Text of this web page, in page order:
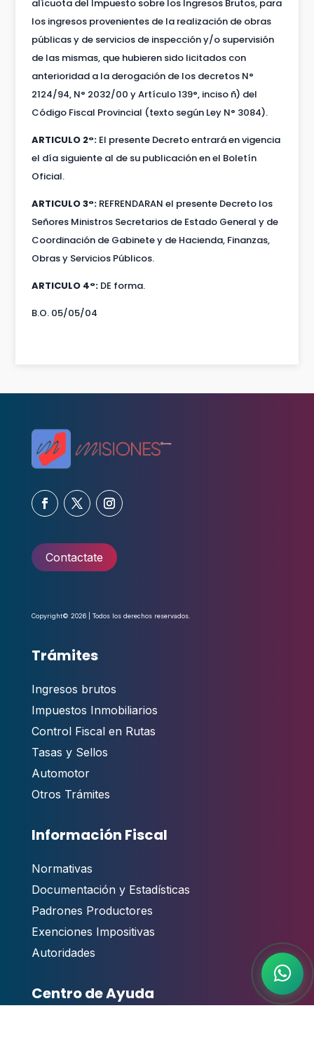
alícuota del Impuesto sobre los Ingresos Brutos, para
los ingresos provenientes de la realización de obras
públicas y de servicios de inspección y/o supervisión
de las mismas, que hubieren sido licitados con
anterioridad a la derogación de los decretos N°
2124/94, N° 2032/00 y Artículo 139°, inciso ñ) del
Código Fiscal Provincial (texto según Ley N° 3084).
ARTICULO 2°:El presente Decreto entrará en vigencia
el día siguiente al de su publicación en el Boletín
Oficial.
ARTICULO 3°:REFRENDARAN el presente Decreto los
Señores Ministros Secretarios de Estado General y de
Coordinación de Gabinete y de Hacienda, Finanzas,
Obras y Servicios Públicos.
ARTICULO 4°:DE forma.
B.O. 05/05/04
Contactate
Copyright© 2026 | Todos los derechos reservados.
Trámites
Ingresos brutos
Impuestos Inmobiliarios
Control Fiscal en Rutas
Tasas y Sellos
Automotor
Otros Trámites
Información Fiscal
Normativas
Documentación y Estadísticas
Padrones Productores
Exenciones Impositivas
Autoridades
Centro de Ayuda